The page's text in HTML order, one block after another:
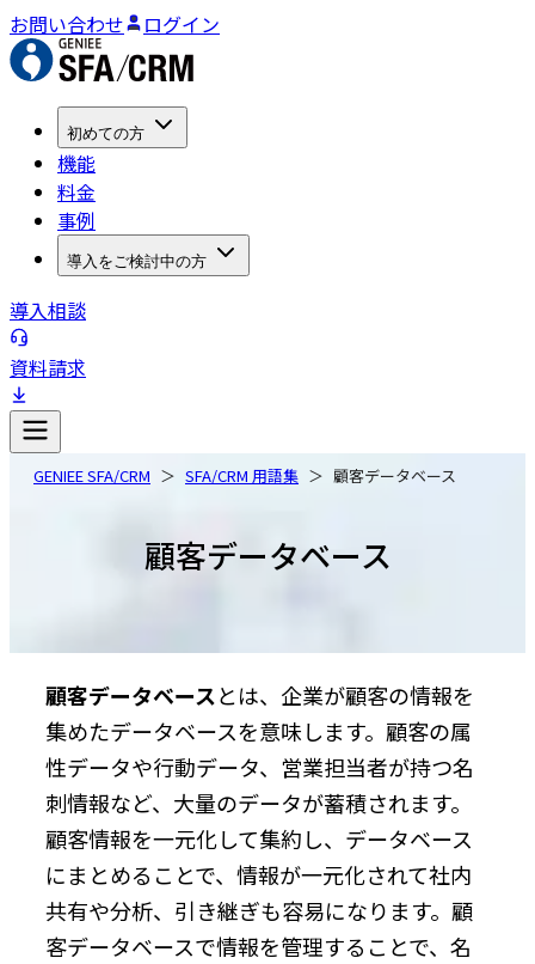
お問い合わせ ログイン
初めての方
機能
料金
事例
導入をご検討中の方
導入相談
資料請求
GENIEE SFA/CRM SFA/CRM 用語集 顧客データベース
顧客データベース
顧客データベースとは、企業が顧客の情報を
集めたデータベースを意味します。顧客の属
性データや行動データ、営業担当者が持つ名
刺情報など、大量のデータが蓄積されます。
顧客情報を一元化して集約し、データベース
にまとめることで、情報が一元化されて社内
共有や分析、引き継ぎも容易になります。顧
客データベースで情報を管理することで、名